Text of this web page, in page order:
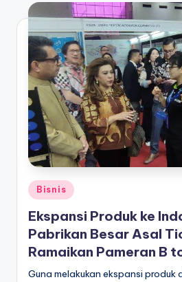
Posted
in
Bisnis
Ekspansi Produk ke
Pabrikan Besar Asal
Ramaikan Pameran B
Guna melakukan ekspansi produk